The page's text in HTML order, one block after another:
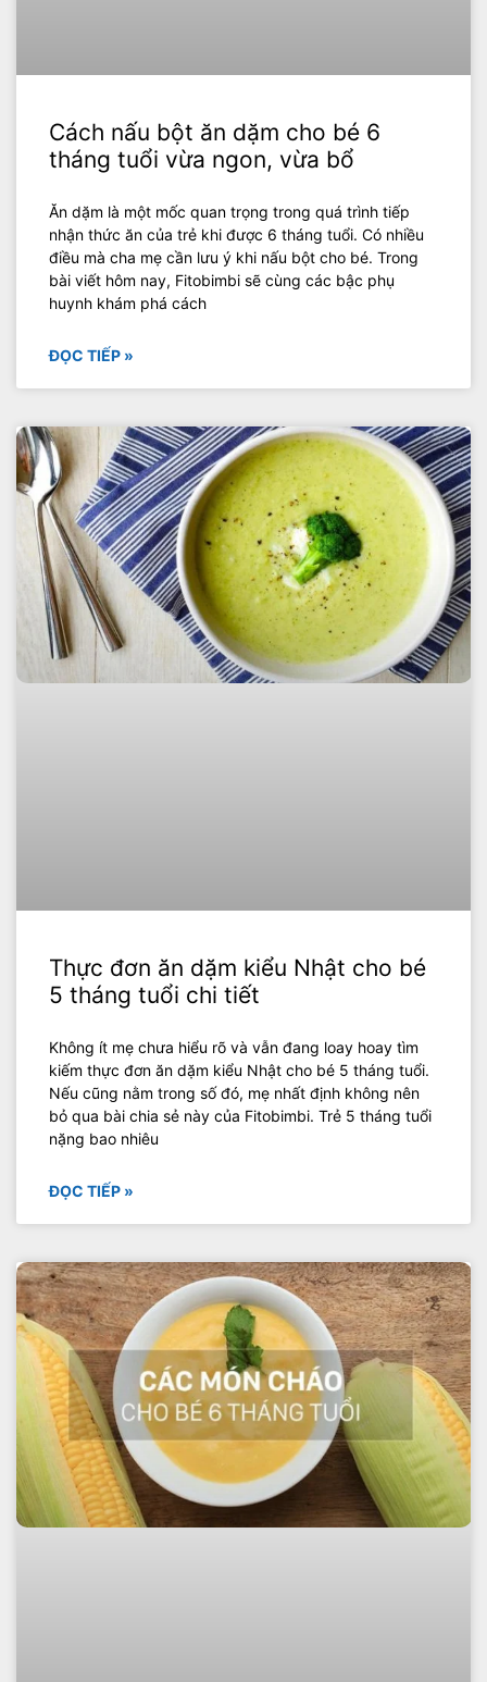
Cách nấu bột ăn dặm cho bé 6
tháng tuổi vừa ngon, vừa bổ
Ăn dặm là một mốc quan trọng trong quá trình tiếp
nhận thức ăn của trẻ khi được 6 tháng tuổi. Có nhiều
điều mà cha mẹ cần lưu ý khi nấu bột cho bé. Trong
bài viết hôm nay, Fitobimbi sẽ cùng các bậc phụ
huynh khám phá cách
ĐỌC TIẾP »
Thực đơn ăn dặm kiểu Nhật cho bé
5 tháng tuổi chi tiết
Không ít mẹ chưa hiểu rõ và vẫn đang loay hoay tìm
kiếm thực đơn ăn dặm kiểu Nhật cho bé 5 tháng tuổi.
Nếu cũng nằm trong số đó, mẹ nhất định không nên
bỏ qua bài chia sẻ này của Fitobimbi. Trẻ 5 tháng tuổi
nặng bao nhiêu
ĐỌC TIẾP »